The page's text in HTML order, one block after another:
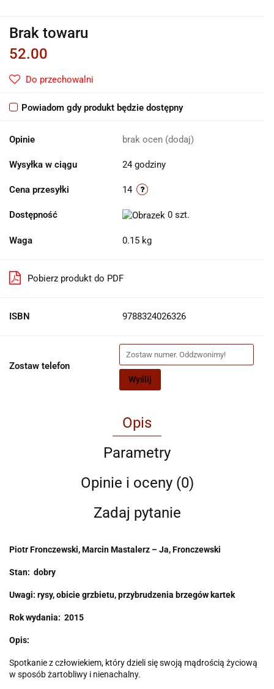
Brak towaru
52.00
Do przechowalni
Powiadom gdy produkt będzie dostępny
Opinie brak ocen (dodaj)
Wysyłka w ciągu 24 godziny
Cena przesyłki 14
Dostępność 0 szt.
Waga 0.15 kg
Pobierz produkt do PDF
ISBN 9788324026326
Zostaw telefon
Wyślij
Opis
Parametry
Opinie i oceny (0)
Zadaj pytanie
Piotr Fronczewski, Marcin Mastalerz – Ja, Fronczewski
Stan: dobry
Uwagi: rysy, obicie grzbietu, przybrudzenia brzegów kartek
Rok wydania: 2015
Opis:
Spotkanie z człowiekiem, który dzieli się swoją mądrością życiową
w sposób żartobliwy i nienachalny.